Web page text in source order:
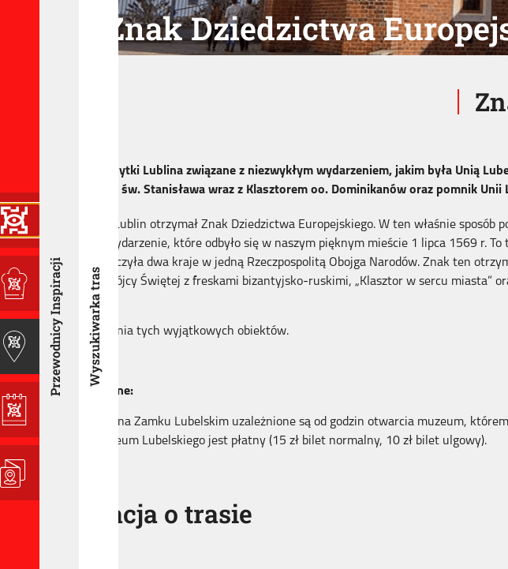
Znak Dziedzictwa
Poznajmy razem zabytki Lublina związane z niezwykłym wydarzeniem, jakim była Unią
Świętej, Kościół pw. św. Stanisława wraz z Klasztorem oo. Dominikanów oraz pomnik Unii
W kwietniu 2015 r. Lublin otrzymał Znak Dziedzictwa Europejskiego. W ten właśnie sposób
niezwykle ważnie wydarzenie, które odbyło się w naszym pięknym mieście 1 lipca 1569 r. To
Lubelska, która połączyła dwa kraje w jedną Rzeczpospolitą Obojga Narodów. Znak ten
zabytków: Kaplica Trójcy Świętej z freskami bizantyjsko-ruskimi, „Klasztor w sercu miasta”
na Placu Litewskim.
Zapraszam do poznania tych wyjątkowych obiektów.
Informacje praktyczne:
Odwiedziny w na Zamku Lubelskim uzależnione są od godzin otwarcia muzeum,
Wstęp do Muzeum Lubelskiego jest płatny (15 zł bilet normalny, 10 zł bilet ulgowy).
Informacja o trasie
Wyszukiwarka tras
Przewodnicy Inspiracji